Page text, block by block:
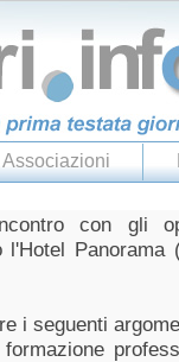
Associazioni
con gli
i seguenti